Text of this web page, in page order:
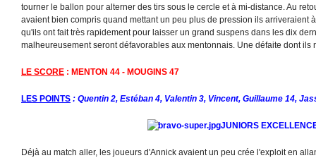
tourner le ballon pour alterner des tirs sous le cercle et à mi-distance. Au
avaient bien compris quand mettant un peu plus de pression ils arriveraient
qu'ils ont fait très rapidement pour laisser un grand suspens dans les dix
malheureusement seront défavorables aux mentonnais. Une défaite dont ils
LE SCORE : MENTON 44 - MOUGINS 47
LES POINTS : Quentin 2, Estéban 4, Valentin 3, Vincent, Guillaume 14,
JUNIORS
Déjà au match aller, les joueurs d'Annick avaient un peu crée l'exploit en